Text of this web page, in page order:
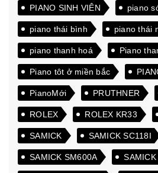
PIANO SINH VIÊN piano
piano thái bình piano thái
piano thanh hoá Piano
Piano tôt ở miền bắc
PianoMới PRUTHNER
ROLEX ROLEX KR33
SAMICK SAMICK SC118I
SAMICK SM600A